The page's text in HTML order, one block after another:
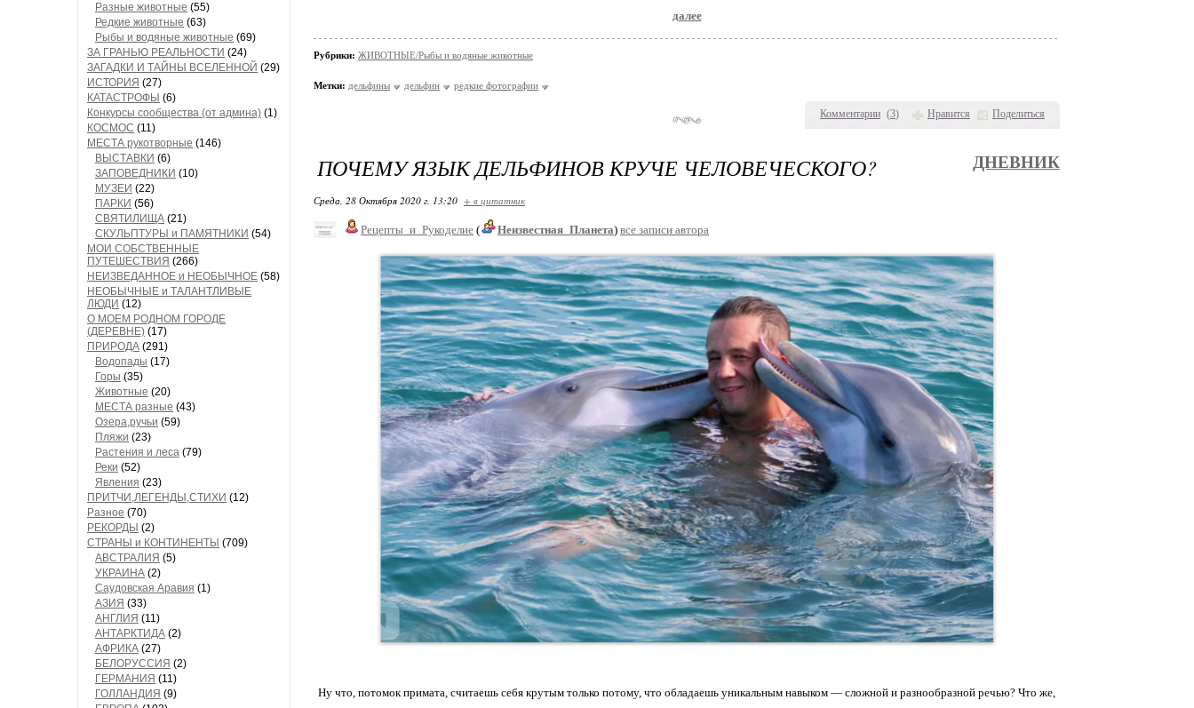
Разные животные (55)
Редкие животные (63)
Рыбы и водяные животные (69)
ЗА ГРАНЬЮ РЕАЛЬНОСТИ (24)
ЗАГАДКИ И ТАЙНЫ ВСЕЛЕННОЙ (29)
ИСТОРИЯ (27)
КАТАСТРОФЫ (6)
Конкурсы сообщества (от админа) (1)
КОСМОС (11)
МЕСТА рукотворные (146)
ВЫСТАВКИ (6)
ЗАПОВЕДНИКИ (10)
МУЗЕИ (22)
ПАРКИ (56)
СВЯТИЛИЩА (21)
СКУЛЬПТУРЫ и ПАМЯТНИКИ (54)
МОИ СОБСТВЕННЫЕ
ПУТЕШЕСТВИЯ (266)
НЕИЗВЕДАННОЕ и НЕОБЫЧНОЕ (58)
НЕОБЫЧНЫЕ и ТАЛАНТЛИВЫЕ
ЛЮДИ (12)
О МОЕМ РОДНОМ ГОРОДЕ
(ДЕРЕВНЕ) (17)
ПРИРОДА (291)
Водопады (17)
Горы (35)
Животные (20)
МЕСТА разные (43)
Озера,ручьи (59)
Пляжи (23)
Растения и леса (79)
Реки (52)
Явления (23)
ПРИТЧИ,ЛЕГЕНДЫ,СТИХИ (12)
Разное (70)
РЕКОРДЫ (2)
СТРАНЫ и КОНТИНЕНТЫ (709)
АВСТРАЛИЯ (5)
УКРАИНА (2)
Саудовская Аравия (1)
АЗИЯ (33)
АНГЛИЯ (11)
АНТАРКТИДА (2)
АФРИКА (27)
БЕЛОРУССИЯ (2)
ГЕРМАНИЯ (11)
ГОЛЛАНДИЯ (9)
Комментарии (3) Нравится Поделиться
далее
Рубрики: ЖИВОТНЫЕ/Рыбы и водяные животные
Метки: дельфины дельфин редкие фотографии
ПОЧЕМУ ЯЗЫК ДЕЛЬФИНОВ КРУЧЕ ЧЕЛОВЕЧЕСКОГО? ДНЕВНИК
Среда, 28 Октября 2020 г. 13:20 + в цитатник
Рецепты_и_Рукоделие ( Неизвестная_Планета) все записи автора
Ну что, потомок примата, считаешь себя крутым только потому, что обладаешь уникальным навыком — сложной и разнообразной речью? Что же,